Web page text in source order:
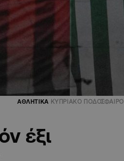
ΑΘΛΗΤΙΚΑ ΚΥΠΡΙΑΚΟ ΠΟΔΟΣΦΑΙΡΟ
έξι